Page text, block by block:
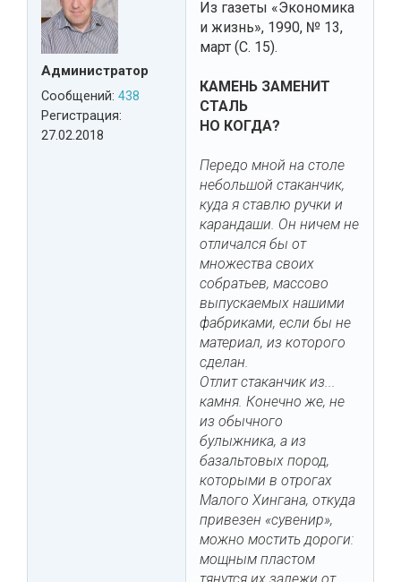
Администратор
Сообщений: 438
Регистрация:
27.02.2018
Из газеты «Экономика
и жизнь», 1990, № 13,
март (С. 15).
КАМЕНЬ ЗАМЕНИТ
СТАЛЬ
НО КОГДА?
Передо мной на столе
небольшой стаканчик,
куда я ставлю ручки и
карандаши. Он ничем не
отличался бы от
множества своих
собратьев, массово
выпускаемых нашими
фабриками, если бы не
материал, из которого
сделан.
Отлит стаканчик из...
камня. Конечно же, не
из обычного
булыжника, а из
базальтовых пород,
которыми в отрогах
Малого Хингана, откуда
привезен «сувенир»,
можно мостить дороги:
мощным пластом